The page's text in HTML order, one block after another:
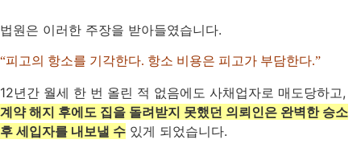
법원은 이러한 주장을 받아들였습니다.
“피고의 항소를 기각한다. 항소 비용은 피고가 부담한다.”
12년간 월세 한 번 올린 적 없음에도 사채업자로 매도당하고,
계약 해지 후에도 집을 돌려받지 못했던 의뢰인은 완벽한 승소
후 세입자를 내보낼 수 있게 되었습니다.